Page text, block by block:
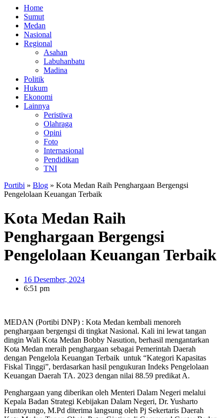
Home
Sumut
Medan
Nasional
Regional
Asahan
Labuhanbatu
Madina
Politik
Hukum
Ekonomi
Lainnya
Peristiwa
Olahraga
Opini
Foto
Internasional
Pendidikan
TNI
Portibi » Blog » Kota Medan Raih Penghargaan Bergengsi
Pengelolaan Keuangan Terbaik
Kota Medan Raih
Penghargaan Bergengsi
Pengelolaan Keuangan Terbaik
16 Desember, 2024
6:51 pm
MEDAN (Portibi DNP) : Kota Medan kembali menoreh
penghargaan bergengsi di tingkat Nasional. Kali ini lewat tangan
dingin Wali Kota Medan Bobby Nasution, berhasil mengantarkan
Kota Medan meraih penghargaan sebagai Pemerintah Daerah
dengan Pengelola Keuangan Terbaik untuk “Kategori Kapasitas
Fiskal Tinggi”, berdasarkan hasil pengukuran Indeks Pengelolaan
Keuangan Daerah TA. 2023 dengan nilai 88.59 predikat A.
Penghargaan yang diberikan oleh Menteri Dalam Negeri melalui
Kepala Badan Strategi Kebijakan Dalam Negeri, Dr. Yusharto
Huntoyungo, M.Pd diterima langsung oleh Pj Sekertaris Daerah